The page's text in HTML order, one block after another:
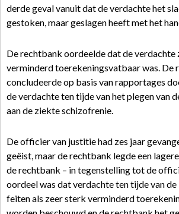
derde geval vanuit dat de verdachte het
gestoken, maar geslagen heeft met het
De rechtbank oordeelde dat de verdachte
verminderd toerekeningsvatbaar was. De
concludeerde op basis van rapportages
de verdachte ten tijde van het plegen van
aan de ziekte schizofrenie.
De officier van justitie had zes jaar
geëist, maar de rechtbank legde een
de rechtbank – in tegenstelling tot de
oordeel was dat verdachte ten tijde van
feiten als zeer sterk verminderd